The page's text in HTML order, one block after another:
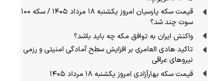
قیمت سکه پارسیان امروز یکشنبه ۱۸ مرداد ۱۴۰۵ / سکه ۱۰۰
سوت چند شد؟
واکنش ایران به توافق مکه چه باید باشد؟
تاکید هادی العامری بر افزایش سطح آمادگی امنیتی و رزمی
نیروهای عراقی
قیمت سکه بهارآزادی امروز یکشنبه ۱۸ مرداد ۱۴۰۵